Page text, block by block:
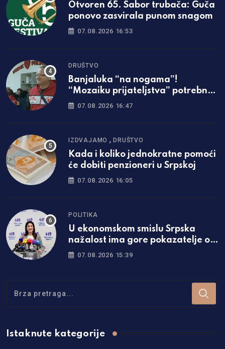
Otvoren 65. Sabor trubača: Guča
ponovo zasvirala punom snagom
07.08.2026 16:53
DRUŠTVO
Banjaluka “na nogama”!
“Mozaiku prijateljstva” potrebna
parcela za gradnju javne kuhinje
07.08.2026 16:47
IZDVAJAMO ,DRUŠTVO
Kada i koliko jednokratne pomoći
će dobiti penzioneri u Srpskoj
07.08.2026 16:05
POLITIKA
U ekonomskom smislu Srpska
nažalost ima gore pokazatelje od
Federacije
07.08.2026 15:39
Istaknute kategorije